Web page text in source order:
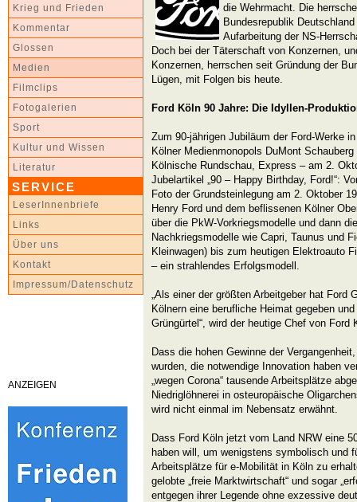
Krieg und Frieden
Kommentar
Glossen
Medien
Filmclips
Fotogalerien
Sport
Kultur und Wissen
Literatur
SERVICE
LeserInnenbriefe
Links
Über uns
Kontakt
Impressum/Datenschutz
ANZEIGEN
die Wehrmacht. Die
Bundesrepublik
Aufarbeitung der NS-
Doch bei der Täterschaft von Konzernen,
Konzernen, herrschen seit Gründung der
Lügen, mit Folgen bis heute.
Ford Köln 90 Jahre: Die Idyllen-
Zum 90-jährigen Jubiläum der Ford-Werke
Kölner Medienmonopols DuMont
Kölnische Rundschau, Express – am 2.
Jubelartikel „90 – Happy Birthday, Ford!“:
Foto der Grundsteinlegung am 2. Oktober
Henry Ford und dem beflissenen Kölner
über die PkW-Vorkriegsmodelle und dann
Nachkriegsmodelle wie Capri, Taunus und
Kleinwagen) bis zum heutigen Elektroauto
– ein strahlendes Erfolgsmodell.
„Als einer der größten Arbeitgeber hat Ford
Kölnern eine berufliche Heimat gegeben
Grüngürtel“, wird der heutige Chef von Ford
Dass die hohen Gewinne der
wurden, die notwendige Innovation haben
„wegen Corona“ tausende Arbeitsplätze
Niedriglöhnerei in osteuropäische
wird nicht einmal im Nebensatz erwähnt.
Dass Ford Köln jetzt vom Land NRW eine
haben will, um wenigstens symbolisch und
Arbeitsplätze für e-Mobilität in Köln zu
gelobte „freie Marktwirtschaft“ und sogar
entgegen ihrer Legende ohne exzessive